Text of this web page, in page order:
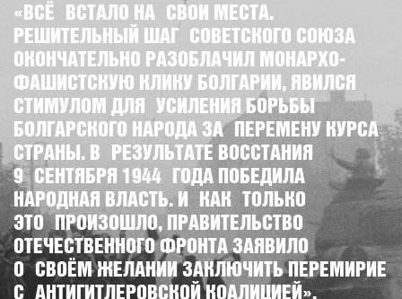
«ВСЁ ВСТАЛО НА СВОИ МЕСТА.
РЕШИТЕЛЬНЫЙ ШАГ СОВЕТСКОГО СОЮЗА
ОКОНЧАТЕЛЬНО РАЗОБЛАЧИЛ МОНАРХО-
ФАШИСТСКУЮ КЛИКУ БОЛГАРИИ, ЯВИЛСЯ
СТИМУЛОМ ДЛЯ УСИЛЕНИЯ БОРЬБЫ
БОЛГАРСКОГО НАРОДА ЗА ПЕРЕМЕНУ КУРСА
СТРАНЫ. В РЕЗУЛЬТАТЕ ВОССТАНИЯ
9 СЕНТЯБРЯ 1944 ГОДА ПОБЕДИЛА
НАРОДНАЯ ВЛАСТЬ. И КАК ТОЛЬКО
ЭТО ПРОИЗОШЛО, ПРАВИТЕЛЬСТВО
ОТЕЧЕСТВЕННОГО ФРОНТА ЗАЯВИЛО
О СВОЁМ ЖЕЛАНИИ ЗАКЛЮЧИТЬ ПЕРЕМИРИЕ
С АНТИГИТЛЕРОВСКОЙ КОАЛИЦИЕЙ».